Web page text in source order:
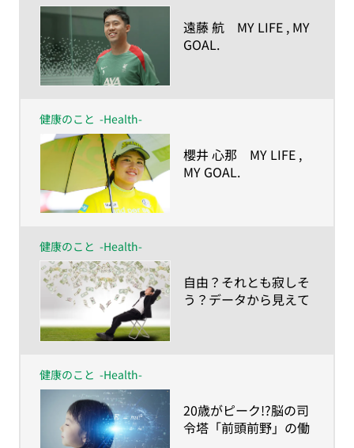
​遠藤 航 MY LIFE , MY
GOAL.
健康のこと -Health-
​櫻井 心那 MY LIFE ,
MY GOAL.
健康のこと -Health-
​自由？それとも寂しそ
う？データから見えて
健康のこと -Health-
​20歳がピーク!?脳の司
令塔「前頭前野」の働